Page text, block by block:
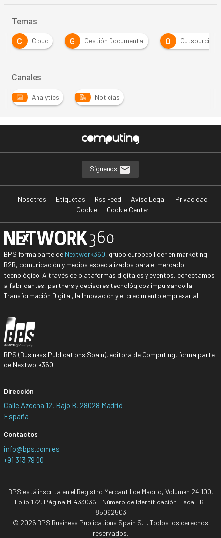
Temas
C
Cloud G Gestión Documental O Outsourcing
Canales
Analytics Noticias
Síguenos
Nosotros Etiquetas Rss Feed Aviso Legal
Privacidad
Cookie
Cookie Center
BPS forma parte de Nextwork360, grupo europeo líder en marketing
B2B, comunicación y medios especializados para el mercado
tecnológico. A través de plataformas digitales y eventos, conectamos
a fabricantes, partners y decisores tecnológicos impulsando la
Transformación Digital, la Innovación y el crecimiento empresarial.
BPS (Business Publications Spain), editora de Computing, forma parte
de Nextwork360.
Dirección
Calle Azcona 12, Bajo B, 28028 Madrid
España
Contactos
info@bps.com.es
+91 313 79 00
BPS está inscrita en el Registro Mercantil de Madrid, Volumen 24.100,
Folio 172, Página M-433036 - Número de Identificación Fiscal: B-
85062503
© 2026 BPS Business Publications Spain S.L. Todos los derechos
reservados.